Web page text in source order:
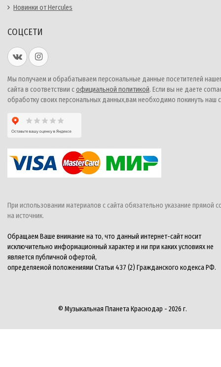
Новинки от Hercules
СОЦСЕТИ
Мы получаем и обрабатываем персональные данные посетителей
сайта в соответствии софициальной политикой. Если вы не даете
обработку своих персональных данных,вам необходимо покинуть наш
При использовании материалов с сайта обязательно указание прямой
на источник.
Обращаем Ваше внимание на то, что данный интернет-сайт носит
исключительно информационный характер и ни при каких условиях не
является публичной офертой,
определяемой положениями Статьи 437 (2) Гражданского кодекса РФ.
© Музыкальная Планета Краснодар - 2026 г.